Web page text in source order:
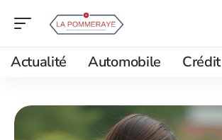
Actualité Automobile Crédit